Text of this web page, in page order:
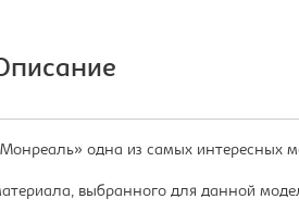
одна из самых интересных
выбранного для данной